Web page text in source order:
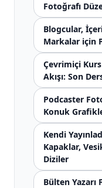
Fotoğrafı
Blogcular,
Markalar için
Çevrimiçi
Akışı: Son
Podcaster
Konuk
Kendi
Kapaklar,
Diziler
Bülten Yazarı